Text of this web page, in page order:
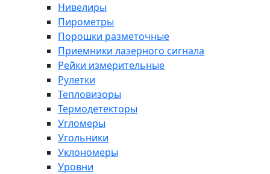
Нивелиры
Пирометры
Порошки разметочные
Приемники лазерного сигнала
Рейки измерительные
Рулетки
Тепловизоры
Термодетекторы
Угломеры
Угольники
Уклономеры
Уровни